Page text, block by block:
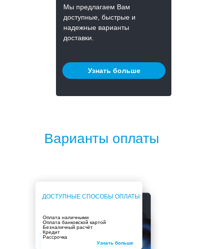
Мы предлагаем Вам
доступные, быстрые и
надежные варианты
доставки.
Узнать больше
Варианты оплаты
ДОСТУПНЫЕ СПОСОБЫ ОПЛАТЫ:
Оплата наличными
Оплата банковской картой
Безналичный расчёт
Кредит
Рассрочка
Узнать больше